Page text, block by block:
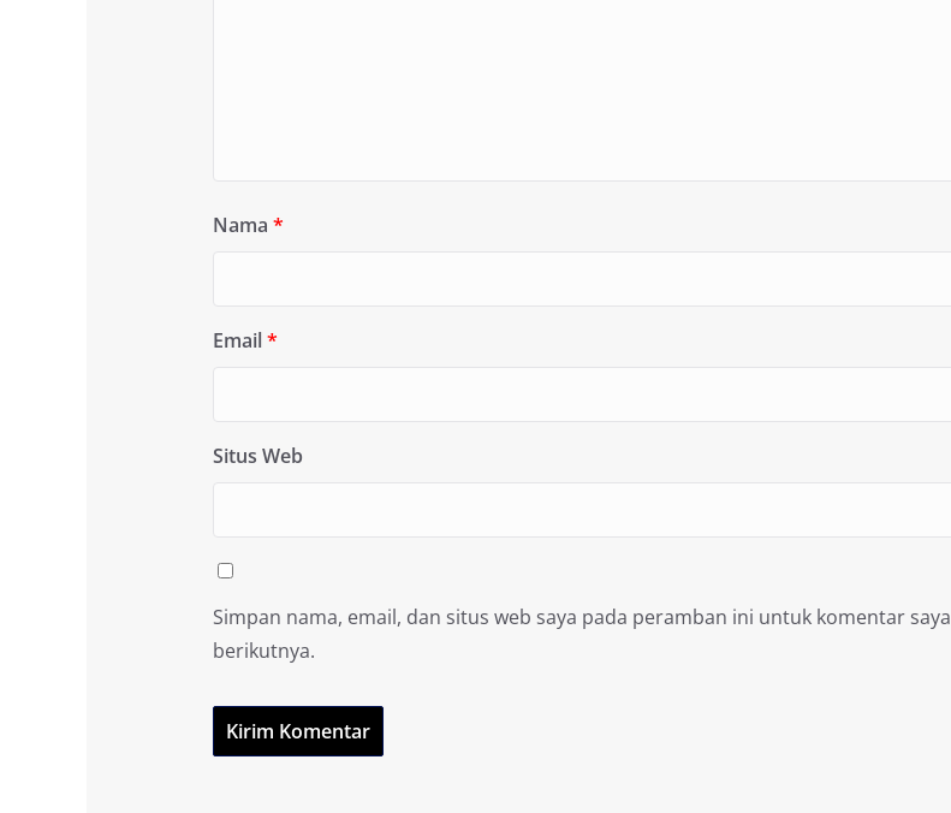
Nama *
Email*
Situs Web
Simpan nama, email, dan situs web saya pada peramban ini untuk komentar saya
berikutnya.